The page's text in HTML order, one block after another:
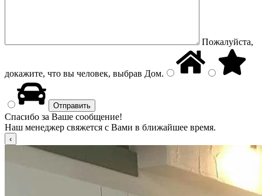
Пожалуйста,
докажите, что вы человек, выбрав Дом.
Спасибо за Ваше сообщение!
Наш менеджер свяжется с Вами в ближайшее время.